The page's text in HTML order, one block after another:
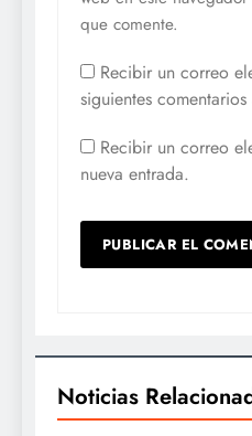
que comente.
Recibir un correo
siguientes
Recibir un correo
nueva entrada.
Noticias